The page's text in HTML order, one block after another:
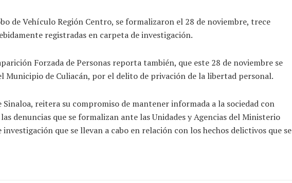
de Vehículo Región Centro, se formalizaron el 28 de noviembre, trece
registradas en carpeta de investigación.
Forzada de Personas reporta también, que este 28 de noviembre se
Municipio de Culiacán, por el delito de privación de la libertad personal.
Sinaloa, reitera su compromiso de mantener informada a la sociedad con
denuncias que se formalizan ante las Unidades y Agencias del Ministerio
que se llevan a cabo en relación con los hechos delictivos que se